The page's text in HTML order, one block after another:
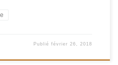
Publiéfévrier 26, 2018